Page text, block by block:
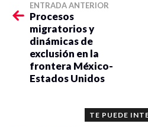
ENTRADA ANTERIOR
Procesos
migratorios y
dinámicas de
exclusión en la
frontera México-
Estados Unidos
TE PUEDE